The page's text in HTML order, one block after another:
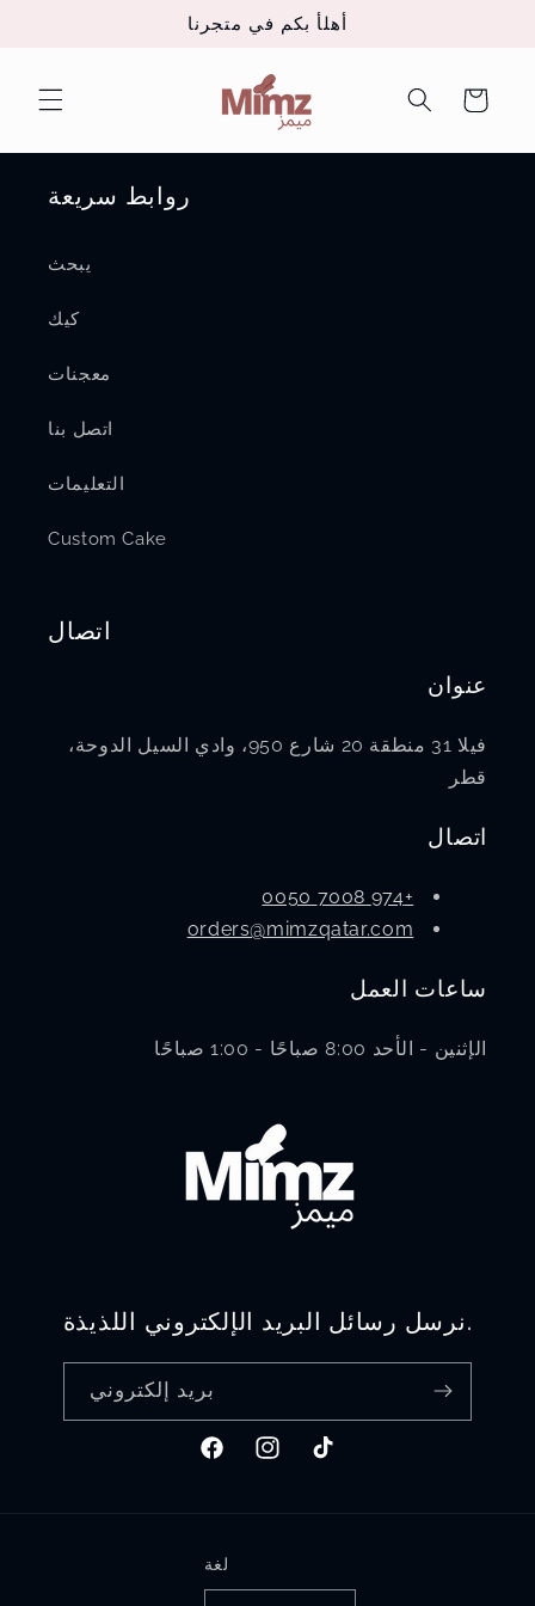
أهلأ بكم في متجرنا
عربة
التسوق
روابط سريعة
يبحث
كيك
معجنات
اتصل بنا
التعليمات
Custom Cake
اتصال
عنوان
فيلا 31 منطقة 20 شارع 950، وادي السيل الدوحة،
قطر
اتصال
+974 7008 0050
orders@mimzqatar.com
ساعات العمل
الإثنين - الأحد 8:00 صباحًا - 1:00 صباحًا
نرسل رسائل البريد الإلكتروني اللذيذة.
بريد إلكتروني
فيسبوكانستغرامتيك
لغة